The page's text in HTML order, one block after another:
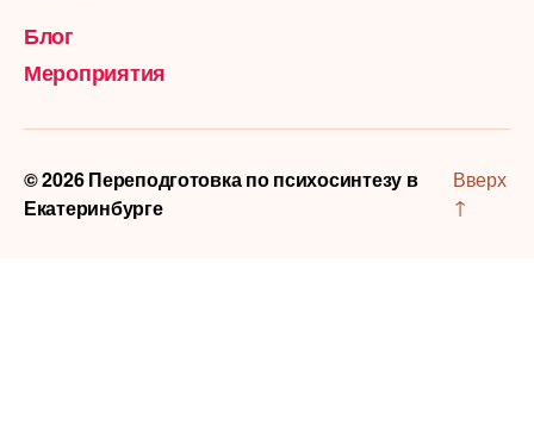
Блог
Мероприятия
© 2026Переподготовка по психосинтезу в
Екатеринбурге
Вверх
↑